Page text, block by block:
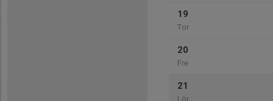
19
Tor
20
Fre
21
Lör